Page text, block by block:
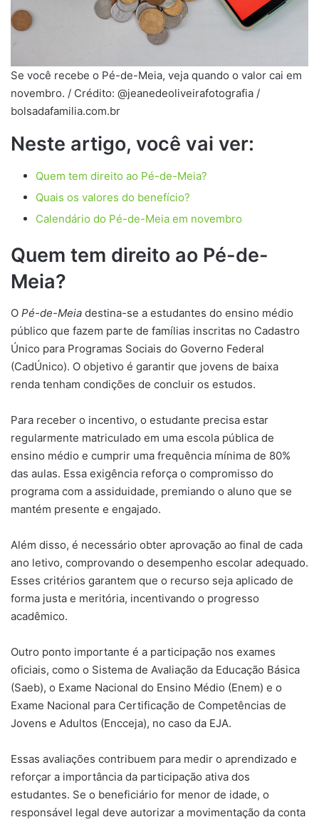
Se você recebe o Pé-de-Meia, veja quando o valor cai em
novembro. / Crédito: @jeanedeoliveirafotografia /
bolsadafamilia.com.br
Neste artigo, você vai ver:
Quem tem direito ao Pé-de-Meia?
Quais os valores do benefício?
Calendário do Pé-de-Meia em novembro
Quem tem direito ao Pé-de-
Meia?
O Pé-de-Meia destina-se a estudantes do ensino médio
público que fazem parte de famílias inscritas no Cadastro
Único para Programas Sociais do Governo Federal
(CadÚnico). O objetivo é garantir que jovens de baixa
renda tenham condições de concluir os estudos.
Para receber o incentivo, o estudante precisa estar
regularmente matriculado em uma escola pública de
ensino médio e cumprir uma frequência mínima de 80%
das aulas. Essa exigência reforça o compromisso do
programa com a assiduidade, premiando o aluno que se
mantém presente e engajado.
Além disso, é necessário obter aprovação ao final de cada
ano letivo, comprovando o desempenho escolar adequado.
Esses critérios garantem que o recurso seja aplicado de
forma justa e meritória, incentivando o progresso
acadêmico.
Outro ponto importante é a participação nos exames
oficiais, como o Sistema de Avaliação da Educação Básica
(Saeb), o Exame Nacional do Ensino Médio (Enem) e o
Exame Nacional para Certificação de Competências de
Jovens e Adultos (Encceja), no caso da EJA.
Essas avaliações contribuem para medir o aprendizado e
reforçar a importância da participação ativa dos
estudantes. Se o beneficiário for menor de idade, o
responsável legal deve autorizar a movimentação da conta